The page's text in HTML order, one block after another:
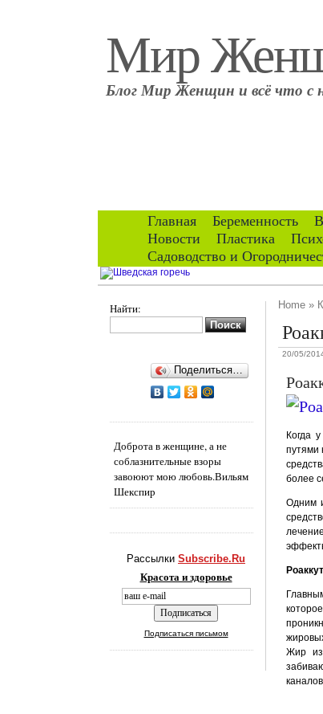
Мир
Блог Мир Женщин и всё что с
Главная Беременность
Новости
Пластика
Садоводство и
Home »
20/05/
Когда
путями
более
Одним
Жир из
Найти:
Поделиться…
Доброта в женщине, а не
соблазнительные взоры
завоюют мою любовь.Вильям
Шекспир
Рассылки Subscribe.Ru
Красота и здоровье
Подписаться письмом